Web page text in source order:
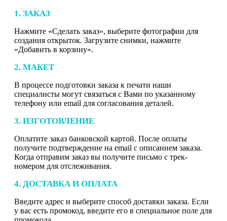
1. ЗАКАЗ
Нажмите «Сделать заказ», выберите фотографии для
создания открыток. Загрузите снимки, нажмите
«Добавить в корзину».
2. МАКЕТ
В процессе подготовки заказа к печати наши
специалисты могут связаться с Вами по указанному
телефону или email для согласования деталей.
3. ИЗГОТОВЛЕНИЕ
Оплатите заказ банковской картой. После оплаты
получите подтверждение на email с описанием заказа.
Когда отправим заказ вы получите письмо с трек-
номером для отслеживания.
4. ДОСТАВКА И ОПЛАТА
Введите адрес и выберите способ доставки заказа. Если
у вас есть промокод, введите его в специальное поле для